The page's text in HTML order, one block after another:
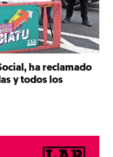
ha reclamado
y todos los